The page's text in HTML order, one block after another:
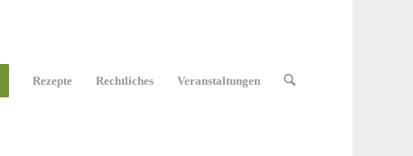
Rezepte Rechtliches Veranstaltungen